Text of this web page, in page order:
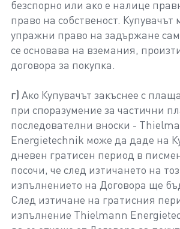
безспорно или ако е налице
право на собственост. Купувачът
упражни право на задържане
се основава на вземания,
договора за покупка.
г) Ако Купувачът закъснее с
при споразумение за частични
последователни вноски -
Energietechnik може да даде на
дневен гратисен период в
посочи, че след изтичането на
изпълнението на Договора ще
След изтичане на гратисния
изпълнение Thielmann